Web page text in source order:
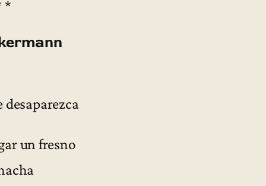
*
desaparezca
fresno